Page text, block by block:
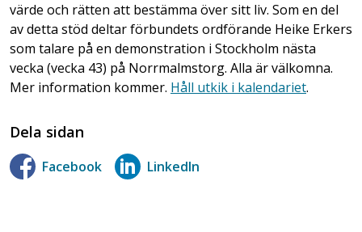
värde och rätten att bestämma över sitt liv. Som en del
av detta stöd deltar förbundets ordförande Heike Erkers
som talare på en demonstration i Stockholm nästa
vecka (vecka 43) på Norrmalmstorg. Alla är välkomna.
Mer information kommer. Håll utkik i kalendariet.
Dela sidan
Facebook LinkedIn